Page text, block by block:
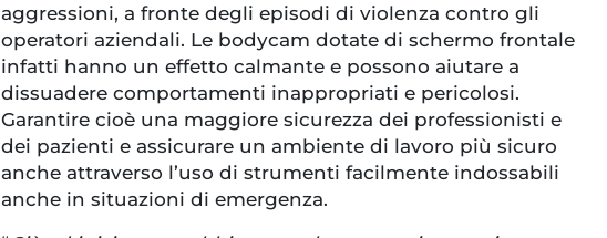
aggressioni, a fronte degli episodi di violenza contro gli
operatori aziendali. Le bodycam dotate di schermo frontale
infatti hanno un effetto calmante e possono aiutare a
dissuadere comportamenti inappropriati e pericolosi.
Garantire cioè una maggiore sicurezza dei professionisti e
dei pazienti e assicurare un ambiente di lavoro più sicuro
anche attraverso l’uso di strumenti facilmente indossabili
anche in situazioni di emergenza.